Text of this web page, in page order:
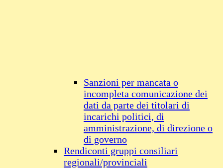
Sanzioni per mancata o
incompleta comunicazione dei
dati da parte dei titolari di
incarichi politici, di
amministrazione, di direzione o
di governo
Rendiconti gruppi consiliari
regionali/provinciali